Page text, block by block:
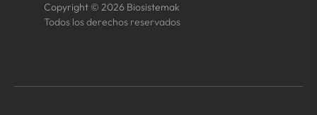
Copyright © 2026 Biosistemak
Todos los derechos reservados